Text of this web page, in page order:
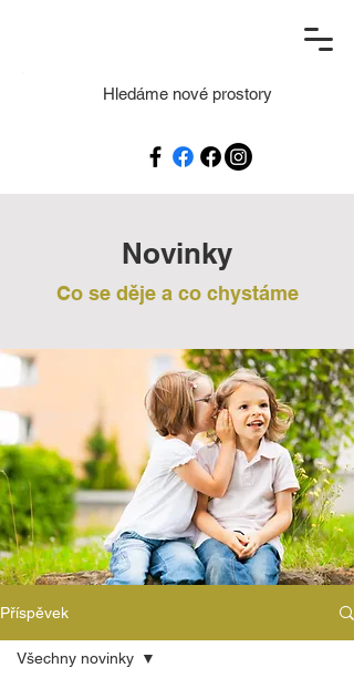
Hledáme nové prostory
Novinky
Co se děje a co chystáme
Příspěvek
Všechny novinky